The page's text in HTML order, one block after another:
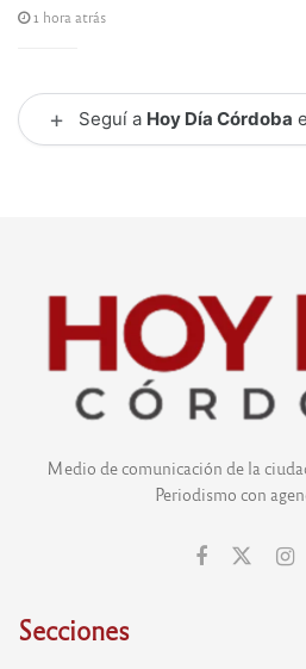
1 hora atrás
+ Seguí a Hoy Día Córdoba
Medio de comunicación de la
Periodismo con
Secciones